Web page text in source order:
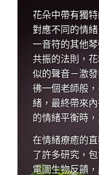
花朵中帶有獨
對應不同的情
一音符的其他
共振的法則，
似的聲音－激
彿一個老師般
緒，最終帶來
的情緒平衡時
在情緒療癒的
了許多研究，
電圖生物反饋